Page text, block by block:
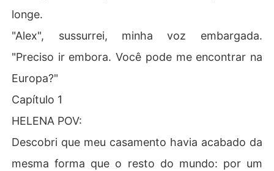
longe.
"Alex", sussurrei, minha voz embargada.
"Preciso ir embora. Você pode me encontrar na
Europa?"
Capítulo 1
HELENA POV:
Descobri que meu casamento havia acabado da
mesma forma que o resto do mundo: por um